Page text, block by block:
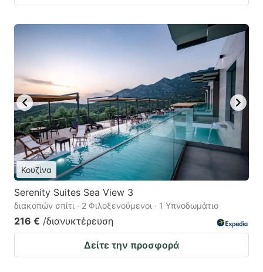
Κουζίνα
Serenity Suites Sea View 3
διακοπών σπίτι · 2 Φιλοξενούμενοι · 1 Υπνοδωμάτιο
216 € /διανυκτέρευση
Δείτε την προσφορά